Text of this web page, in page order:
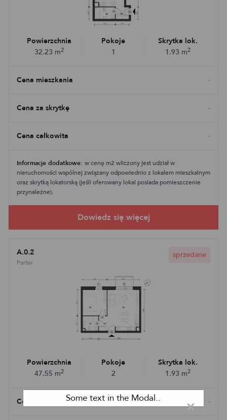
Powierzchnia
32.23 m2
Pokoje
1
Skrytka lok.
1.93 m2
Cena mieszkania -
Cena za skrytkę -
Cena całkowita -
Informacje dodatkowe: w cenę m2 wliczony jest udział w
nieruchomości wspólnej związany odpowiednio z lokalem mieszkalnym
oraz skrytką lokatorską (jeśli oferowany lokal posiada pomieszczenie
przynależne).
A.0.2
Parter
sprzedane
Powierzchnia
47.55 m2
Pokoje
2
Skrytka lok.
1.93 m2
Cena mieszkania -
×
Some text in the Modal..